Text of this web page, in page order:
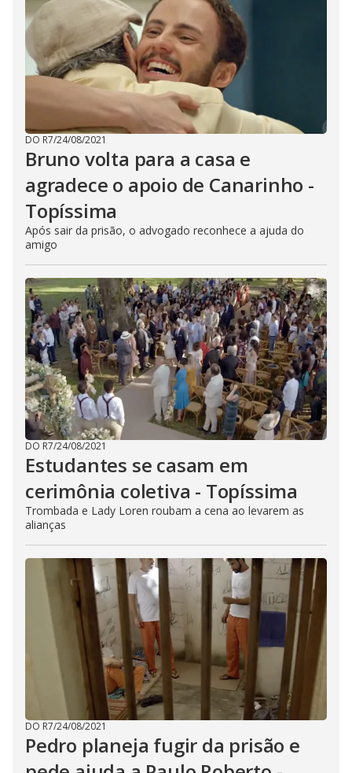
DO R7/24/08/2021
Bruno volta para a casa e
agradece o apoio de Canarinho -
Topíssima
Após sair da prisão, o advogado reconhece a ajuda do
amigo
DO R7/24/08/2021
Estudantes se casam em
cerimônia coletiva - Topíssima
Trombada e Lady Loren roubam a cena ao levarem as
alianças
DO R7/24/08/2021
Pedro planeja fugir da prisão e